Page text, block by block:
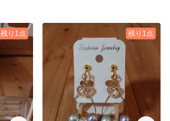
残り1点 残り1点